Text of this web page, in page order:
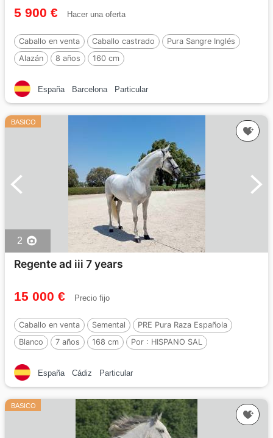
5 900 € Hacer una oferta
Caballo en venta Caballo castrado
Pura Sangre Inglés
Alazán
8 años 160 cm
España Barcelona Particular
BASICO
2
Regente ad iii 7 years
15 000 € Precio fijo
Caballo en venta Semental
PRE Pura Raza Española
Blanco
7 años 168 cm Por : HISPANO SAL
España Cádiz Particular
BASICO